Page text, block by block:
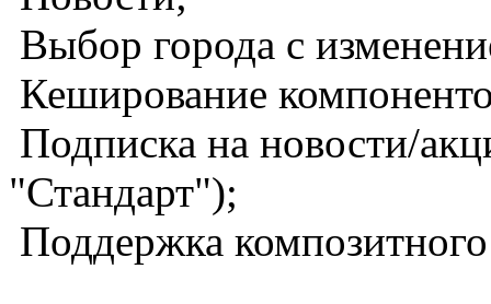
Выбор города с
Кеширование
Подписка на новости/
"Стандарт");
Поддержка